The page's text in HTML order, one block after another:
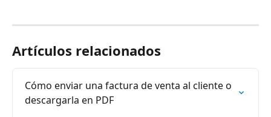
Artículos relacionados
Cómo enviar una factura de venta al cliente o
descargarla en PDF